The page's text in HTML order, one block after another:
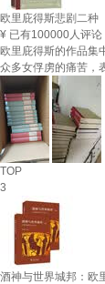
欧里庇得斯悲剧二种
¥ 已有100000人评论
欧里庇得斯的作品集
众多女俘虏的痛苦，
TOP
3
酒神与世界城邦：欧